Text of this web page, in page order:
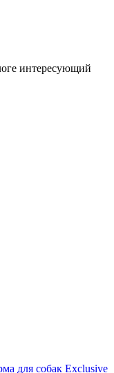
интересующий
для собак Exclusive